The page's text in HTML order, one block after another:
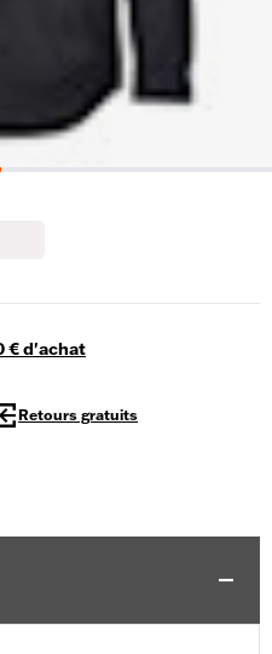
€ d'achat
Retours gratuits